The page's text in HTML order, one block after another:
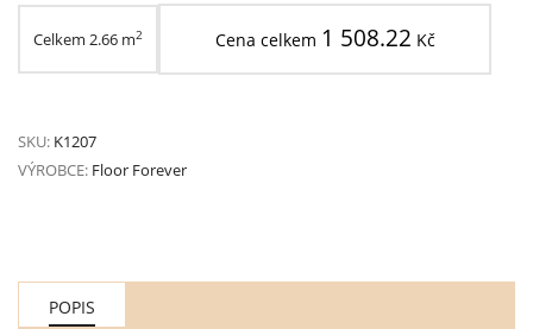
Celkem 2.66 m2 Cena celkem 1 508.22 Kč
SKU: K1207
VÝROBCE: Floor Forever
POPIS